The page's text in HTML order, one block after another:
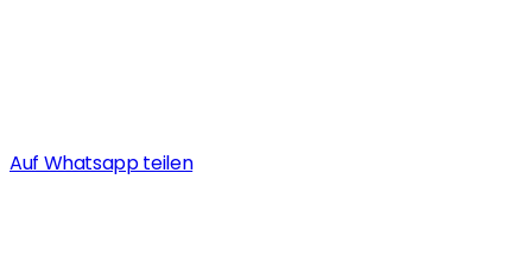
Auf Whatsapp teilen